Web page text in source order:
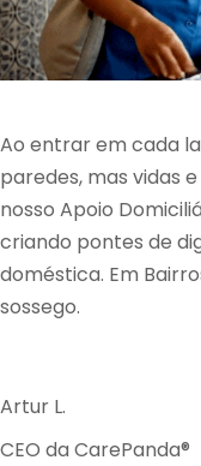
Ao entrar em cada
paredes, mas vidas
nosso Apoio
criando pontes de
doméstica. Em
sossego.
Artur L.
CEO da CarePanda®